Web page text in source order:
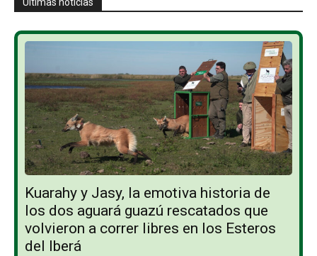
Últimas noticias
Kuarahy y Jasy, la emotiva historia de
los dos aguará guazú rescatados que
volvieron a correr libres en los Esteros
del Iberá